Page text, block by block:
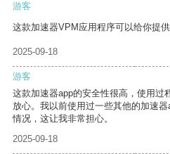
游客
这款加速器VPM应用程序可以给你提
2025-09-18
游客
这款加速器app的安全性很高，使用过
放心。我以前使用过一些其他的加速
情况，这让我非常担心。
2025-09-18